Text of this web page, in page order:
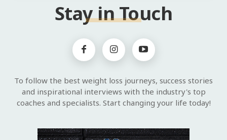
Stay in Touch
To follow the best weight loss journeys, success stories
and inspirational interviews with the industry's top
coaches and specialists. Start changing your life today!